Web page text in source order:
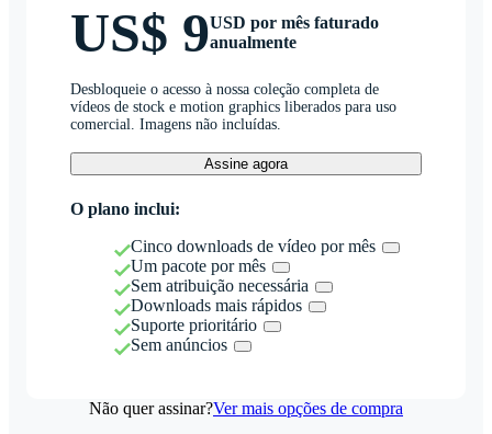
US$ 9USD por mês faturado
anualmente
Desbloqueie o acesso à nossa coleção completa de
vídeos de stock e motion graphics liberados para uso
comercial. Imagens não incluídas.
Assine agora
O plano inclui:
Cinco downloads de vídeo por mês
Um pacote por mês
Sem atribuição necessária
Downloads mais rápidos
Suporte prioritário
Sem anúncios
Não quer assinar?Ver mais opções de compra